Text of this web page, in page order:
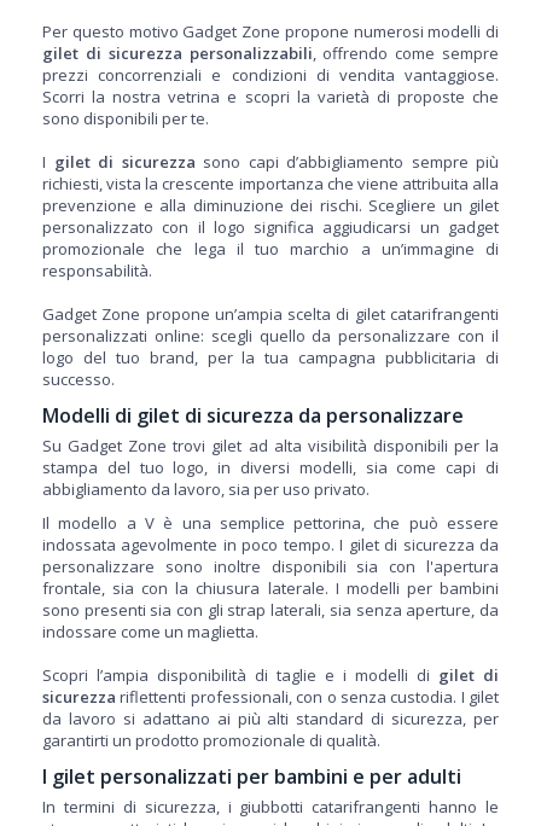
Per questo motivo Gadget Zone propone numerosi modelli di
gilet di sicurezza personalizzabili, offrendo come sempre
prezzi concorrenziali e condizioni di vendita vantaggiose.
Scorri la nostra vetrina e scopri la varietà di proposte che
sono disponibili per te.
I gilet di sicurezza sono capi d’abbigliamento sempre più
richiesti, vista la crescente importanza che viene attribuita alla
prevenzione e alla diminuzione dei rischi. Scegliere un gilet
personalizzato con il logo significa aggiudicarsi un gadget
promozionale che lega il tuo marchio a un’immagine di
responsabilità.
Gadget Zone propone un’ampia scelta di gilet catarifrangenti
personalizzati online: scegli quello da personalizzare con il
logo del tuo brand, per la tua campagna pubblicitaria di
successo.
Modelli di gilet di sicurezza da personalizzare
Su Gadget Zone trovi gilet ad alta visibilità disponibili per la
stampa del tuo logo, in diversi modelli, sia come capi di
abbigliamento da lavoro, sia per uso privato.
Il modello a V è una semplice pettorina, che può essere
indossata agevolmente in poco tempo. I gilet di sicurezza da
personalizzare sono inoltre disponibili sia con l'apertura
frontale, sia con la chiusura laterale. I modelli per bambini
sono presenti sia con gli strap laterali, sia senza aperture, da
indossare come un maglietta.
Scopri l’ampia disponibilità di taglie e i modelli di gilet di
sicurezza riflettenti professionali, con o senza custodia. I gilet
da lavoro si adattano ai più alti standard di sicurezza, per
garantirti un prodotto promozionale di qualità.
I gilet personalizzati per bambini e per adulti
In termini di sicurezza, i giubbotti catarifrangenti hanno le